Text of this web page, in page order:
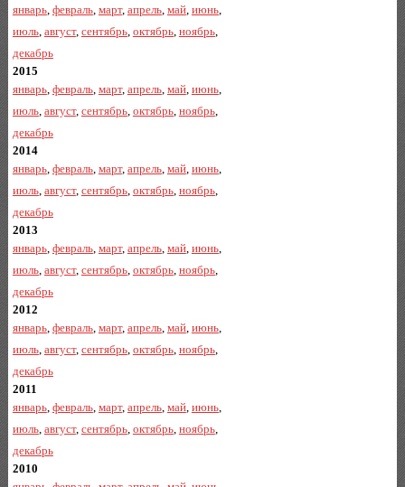
январь, февраль, март, апрель, май, июнь,
июль, август, сентябрь, октябрь, ноябрь,
декабрь
2015
январь, февраль, март, апрель, май, июнь,
июль, август, сентябрь, октябрь, ноябрь,
декабрь
2014
январь, февраль, март, апрель, май, июнь,
июль, август, сентябрь, октябрь, ноябрь,
декабрь
2013
январь, февраль, март, апрель, май, июнь,
июль, август, сентябрь, октябрь, ноябрь,
декабрь
2012
январь, февраль, март, апрель, май, июнь,
июль, август, сентябрь, октябрь, ноябрь,
декабрь
2011
январь, февраль, март, апрель, май, июнь,
июль, август, сентябрь, октябрь, ноябрь,
декабрь
2010